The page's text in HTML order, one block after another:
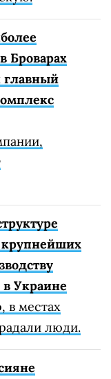
Броварах
главный
крупнейших
Украине
в местах
люди.